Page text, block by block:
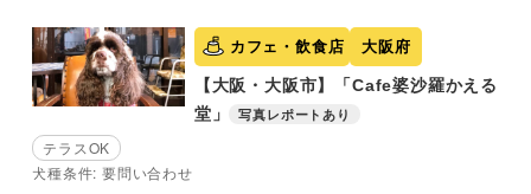
カフェ・飲食店 大阪府
【大阪・大阪市】「Cafe婆沙羅かえる
堂」
写真レポートあり
テラスOK
犬種条件: 要問い合わせ